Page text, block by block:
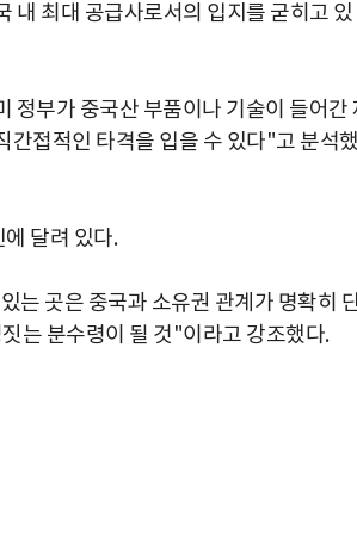
내 최대 공급사로서의 입지를 굳히고 있
부가 중국산 부품이나 기술이 들어간
간접적인 타격을 입을 수 있다"고 분석했
달려 있다.
는 곳은 중국과 소유권 관계가 명확히
는 분수령이 될 것"이라고 강조했다.